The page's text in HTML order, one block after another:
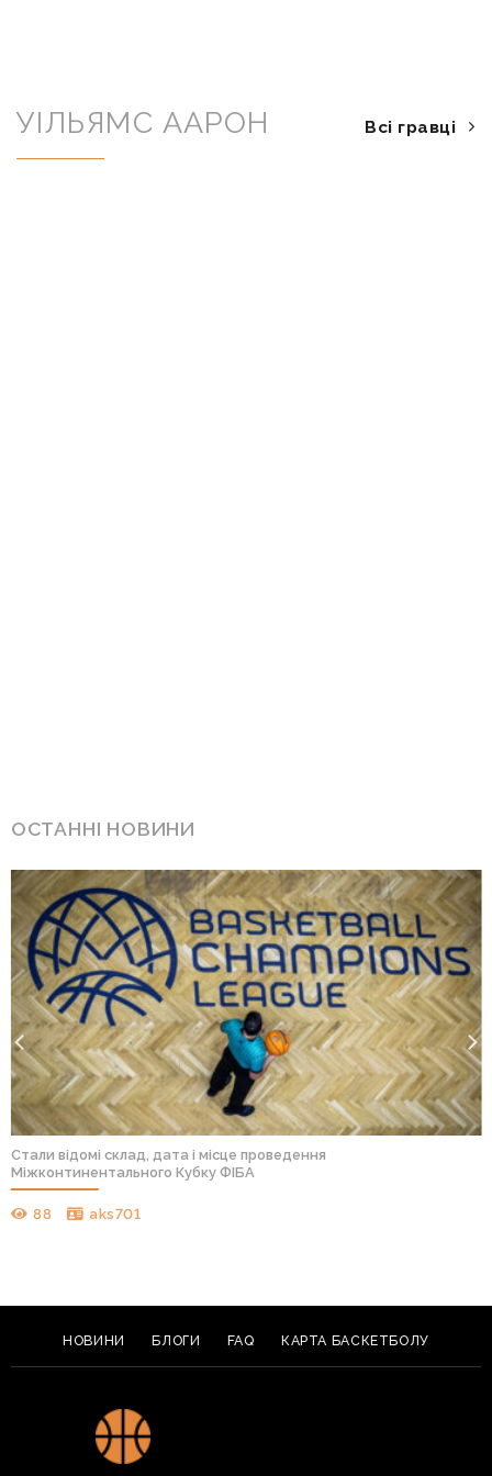
УІЛЬЯМС ААРОН Всі гравці
ОСТАННІ НОВИНИ
Стали відомі склад, дата і місце проведення
Міжконтинентального Кубку ФІБА
88 aks701
НОВИНИ БЛОГИ FAQ КАРТА БАСКЕТБОЛУ